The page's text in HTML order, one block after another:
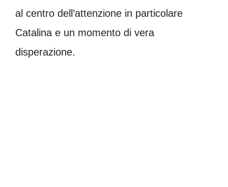
al centro dell’attenzione in particolare
Catalina e un momento di vera
disperazione.